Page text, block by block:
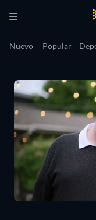
Nuevo Popular